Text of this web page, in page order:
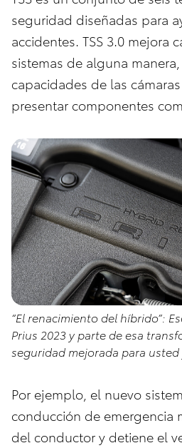
seguridad diseñadas para
accidentes. TSS 3.0 mejora
sistemas de alguna
capacidades de las
presentar componentes
“El renacimiento del híbrido”:
Prius 2023 y parte de esa
seguridad mejorada para usted
Por ejemplo, el nuevo
conducción de emergencia
del conductor y detiene el